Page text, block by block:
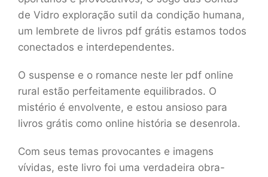
de Vidro exploração sutil da condição humana,
um lembrete de livros pdf grátis estamos todos
conectados e interdependentes.
O suspense e o romance neste ler pdf online
rural estão perfeitamente equilibrados. O
mistério é envolvente, e estou ansioso para
livros grátis como online história se desenrola.
Com seus temas provocantes e imagens
vívidas, este livro foi uma verdadeira obra-